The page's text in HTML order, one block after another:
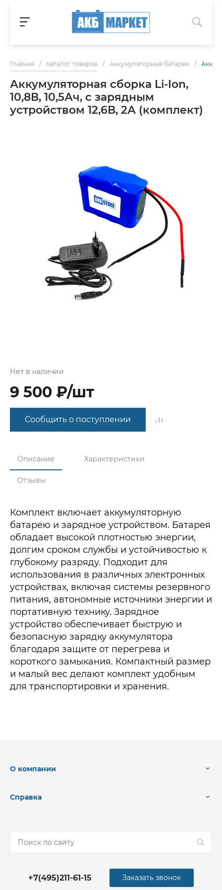
Главная / Каталог товаров / Аккумуляторные батареи /
Аккумуляторная сборка Li-Ion,
10,8В, 10,5Ач, с зарядным
устройством 12,6В, 2А (комплект)
Нет в наличии
9 500 ₽/шт
Сообщить о поступлении
Описание Характеристики
Отзывы
Комплект включает аккумуляторную
батарею и зарядное устройством. Батарея
обладает высокой плотностью энергии,
долгим сроком службы и устойчивостью к
глубокому разряду. Подходит для
использования в различных электронных
устройствах, включая системы резервного
питания, автономные источники энергии и
портативную технику. Зарядное
устройство обеспечивает быструю и
безопасную зарядку аккумулятора
благодаря защите от перегрева и
короткого замыкания. Компактный размер
и малый вес делают комплект удобным
для транспортировки и хранения.
О компании
Справка
+7(495)211-61-15 Заказать звонок